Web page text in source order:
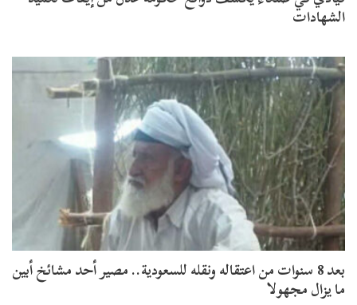
الشهادات
بعد 8 سنوات من اعتقاله ونقله للسعودية.. مصير أحد مشائخ أبين
ما يزال مجهولا